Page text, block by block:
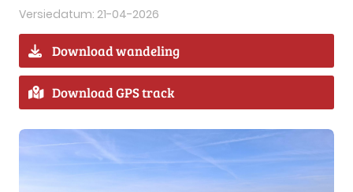
Versiedatum: 21-04-2026
Download wandeling
Download GPS track